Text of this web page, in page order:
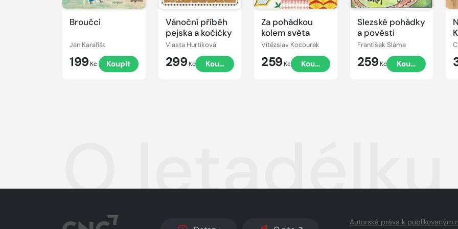
Broučci
Jan Karafiát
199 Kč Koupit
Vánoční příběh
pejska a kočičky
Vlasta Hurtíková
299 Kč Koupit
Za pohádkou
kolem světa
Vítězslav Kocourek
259 Kč Koupit
Slezské pohádky
a pověsti
František Sláma
259 Kč Koupit
O
Autorská práva k publikovaným